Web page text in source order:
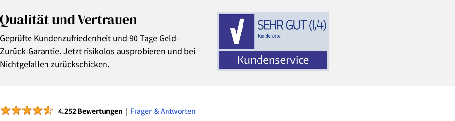
Qualität und Vertrauen
Geprüfte Kundenzufriedenheit und 90 Tage Geld-
Zurück-Garantie. Jetzt risikolos ausprobieren und bei
Nichtgefallen zurückschicken.
★★★★★ 4.252 Bewertungen | Fragen & Antworten